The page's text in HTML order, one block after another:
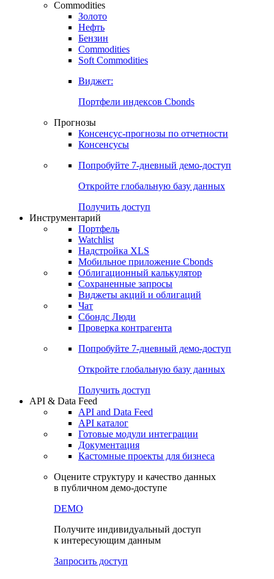
Commodities
Золото
Нефть
Бензин
Commodities
Soft Commodities
Виджет:
Портфели индексов Cbonds
Прогнозы
Консенсус-прогнозы по отчетности
Консенсусы
Попробуйте 7-дневный демо-доступ
Откройте глобальную базу данных
Получить доступ
Инструментарий
Портфель
Watchlist
Надстройка XLS
Мобильное приложение Cbonds
Облигационный калькулятор
Сохраненные запросы
Виджеты акций и облигаций
Чат
Сбондс Люди
Проверка контрагента
Попробуйте 7-дневный демо-доступ
Откройте глобальную базу данных
Получить доступ
API & Data Feed
API and Data Feed
API каталог
Готовые модули интеграции
Документация
Кастомные проекты для бизнеса
Оцените структуру и качество данных
в публичном демо-доступе
DEMO
Получите индивидуальный доступ
к интересующим данным
Запросить доступ